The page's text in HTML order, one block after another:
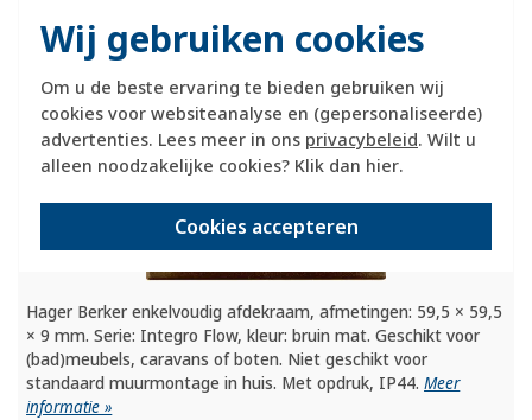
Wij gebruiken cookies
Om u de beste ervaring te bieden gebruiken wij
cookies voor websiteanalyse en (gepersonaliseerde)
advertenties. Lees meer in ons privacybeleid. Wilt u
alleen noodzakelijke cookies? Klik dan hier.
Cookies accepteren
bruin mat IP44 (918272591)
Hager Berker enkelvoudig afdekraam, afmetingen: 59,5 × 59,5
× 9 mm. Serie: Integro Flow, kleur: bruin mat. Geschikt voor
(bad)meubels, caravans of boten. Niet geschikt voor
standaard muurmontage in huis. Met opdruk, IP44.Meer
informatie »